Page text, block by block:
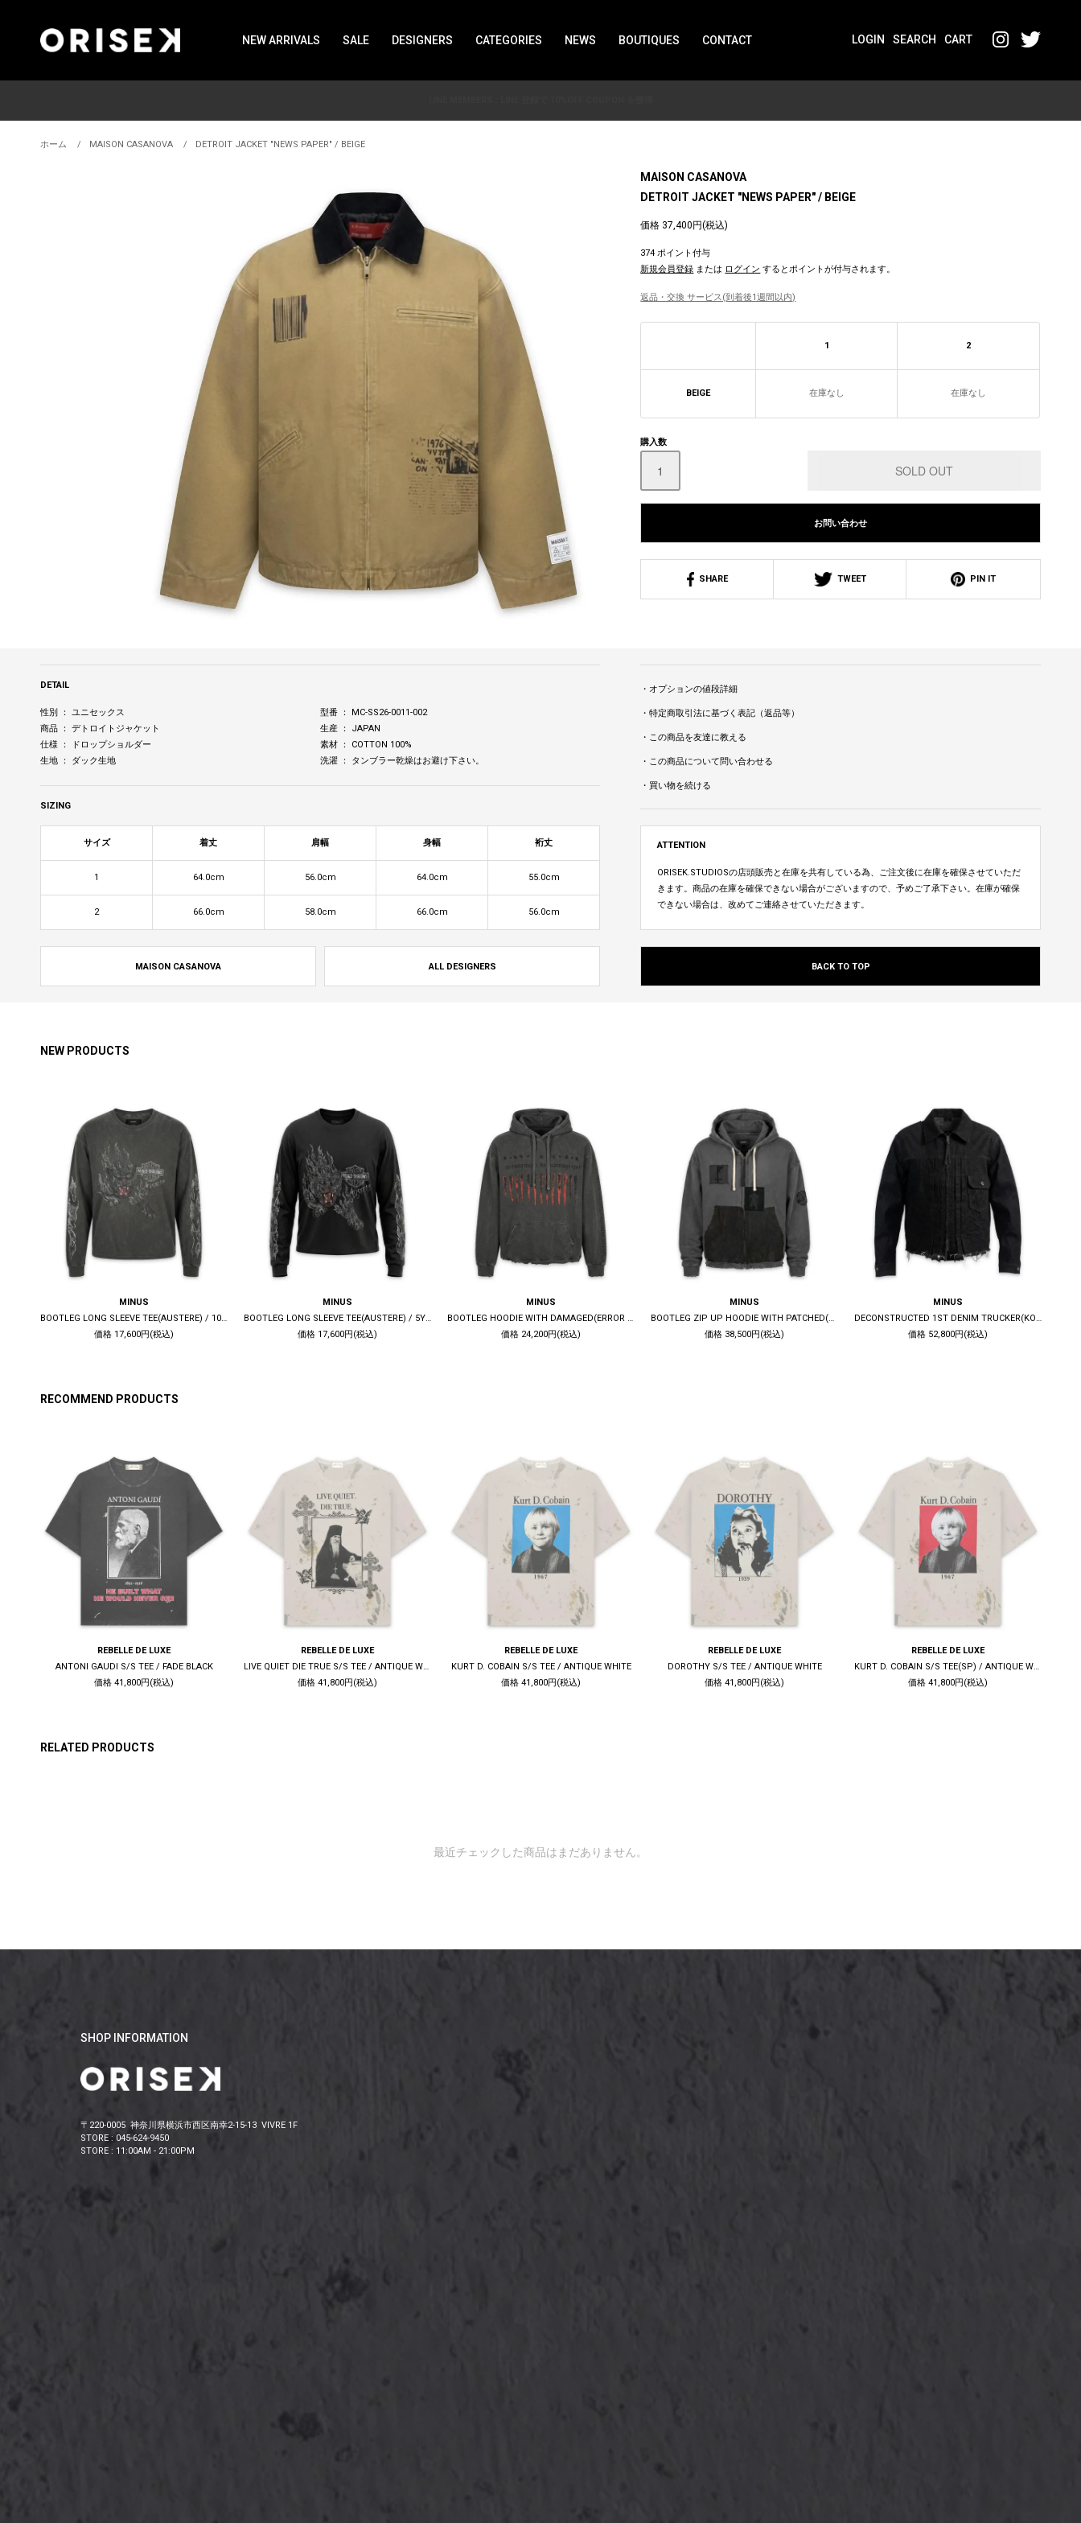
NEW ARRIVALS SALE DESIGNERS CATEGORIES NEWS BOUTIQUES CONTACT LOGIN SEARCH CART
ホーム MAISON CASANOVA DETROIT JACKET "NEWS PAPER" / BEIGE
MAISON CASANOVA
DETROIT JACKET "NEWS PAPER" / BEIGE
価格 37,400円(税込)
374 ポイント付与
新規会員登録 または ログイン するとポイントが付与されます。
返品・交換 サービス(到着後1週間以内)
1 2
BEIGE 在庫なし 在庫なし
購入数
お問い合わせ
SHARE TWEET PIN IT
DETAIL
性別 ： ユニセックス
商品 ： デトロイトジャケット
仕様 ： ドロップショルダー
生地 ： ダック生地
型番 ： MC-SS26-0011-002
生産 ： JAPAN
素材 ： COTTON 100%
洗濯 ： タンブラー乾燥はお避け下さい。
SIZING
サイズ 着丈 肩幅 身幅 裄丈
1 64.0cm 56.0cm 64.0cm 55.0cm
2 66.0cm 58.0cm 66.0cm 56.0cm
MAISON CASANOVA ALL DESIGNERS
・オプションの値段詳細
・特定商取引法に基づく表記（返品等）
・この商品を友達に教える
・この商品について問い合わせる
・買い物を続ける
ATTENTION
ORISEK.STUDIOSの店頭販売と在庫を共有している為、ご注文後に在庫を確保させていただ
きます。商品の在庫を確保できない場合がございますので、予めご了承下さい。在庫が確保
できない場合は、改めてご連絡させていただきます。
BACK TO TOP
NEW PRODUCTS
MINUS
BOOTLEG LONG SLEEVE TEE(AUSTERE) / 10YEARS BLACK
価格 17,600円(税込)
MINUS
BOOTLEG LONG SLEEVE TEE(AUSTERE) / 5YEARS BLACK
価格 17,600円(税込)
MINUS
BOOTLEG HOODIE WITH DAMAGED(ERROR S) / 10YEARS BLACK
価格 24,200円(税込)
MINUS
BOOTLEG ZIP UP HOODIE WITH PATCHED(MIN) / 10YEARS BLACK
価格 38,500円(税込)
MINUS
DECONSTRUCTED 1ST DENIM TRUCKER(KOJIMA) / BLACK
価格 52,800円(税込)
RECOMMEND PRODUCTS
REBELLE DE LUXE
ANTONI GAUDI S/S TEE / FADE BLACK
価格 41,800円(税込)
REBELLE DE LUXE
LIVE QUIET DIE TRUE S/S TEE / ANTIQUE WHITE
価格 41,800円(税込)
REBELLE DE LUXE
KURT D. COBAIN S/S TEE / ANTIQUE WHITE
価格 41,800円(税込)
REBELLE DE LUXE
DOROTHY S/S TEE / ANTIQUE WHITE
価格 41,800円(税込)
REBELLE DE LUXE
KURT D. COBAIN S/S TEE(SP) / ANTIQUE WHITE
価格 41,800円(税込)
RELATED PRODUCTS
最近チェックした商品はまだありません。
SHOP INFORMATION
〒220-0005 神奈川県横浜市西区南幸2-15-13 VIVRE 1F
STORE : 045-624-9450
STORE : 11:00AM - 21:00PM